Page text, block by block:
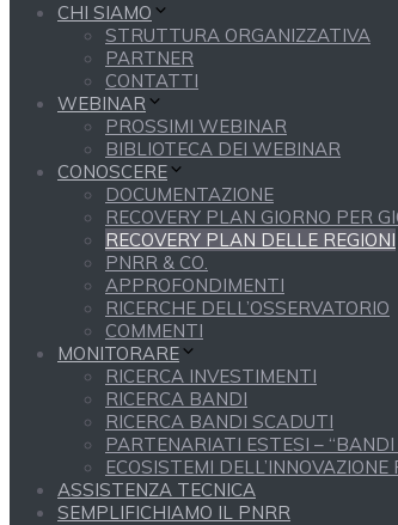
CHI SIAMO
STRUTTURA ORGANIZZATIVA
PARTNER
CONTATTI
WEBINAR
PROSSIMI WEBINAR
BIBLIOTECA DEI WEBINAR
CONOSCERE
DOCUMENTAZIONE
RECOVERY PLAN GIORNO PER
RECOVERY PLAN DELLE REGIONI
PNRR & CO.
APPROFONDIMENTI
RICERCHE DELL’OSSERVATORIO
COMMENTI
MONITORARE
RICERCA INVESTIMENTI
RICERCA BANDI
RICERCA BANDI SCADUTI
PARTENARIATI ESTESI – “BANDI
ECOSISTEMI
ASSISTENZA TECNICA
SEMPLIFICHIAMO IL PNRR